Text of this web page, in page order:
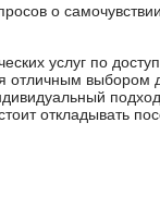
о
услуг по
выбором
откладывать